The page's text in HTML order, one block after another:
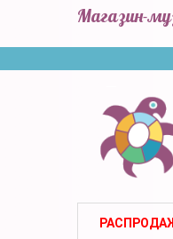
Магазин-